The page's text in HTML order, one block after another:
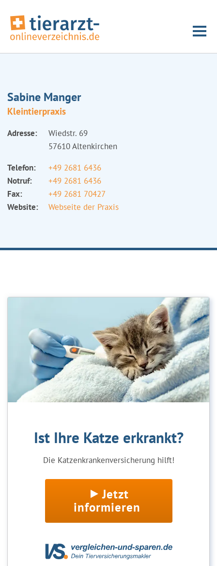
Sabine Manger
Kleintierpraxis
Adresse:
Wiedstr. 69
57610 Altenkirchen
Telefon:
+49 2681 6436
Notruf:
+49 2681 6436
Fax:
+49 2681 70427
Website:
Webseite der Praxis
Ist Ihre Katze erkrankt?
Die Katzenkrankenversicherung hilft!
Jetzt
informieren